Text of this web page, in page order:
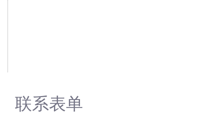
联系表单